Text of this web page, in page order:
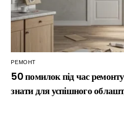
РЕМОНТ
50 помилок під час
знати для успішного